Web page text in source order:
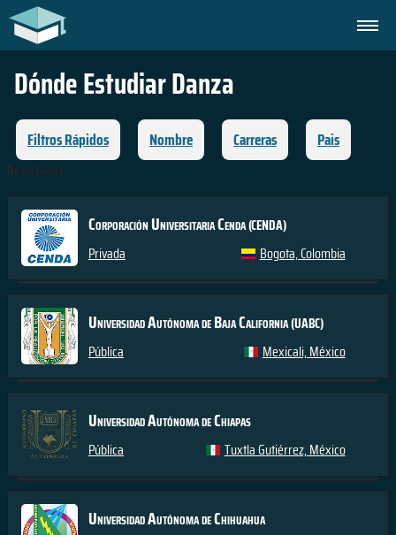
Dónde EstudiarDanza
Filtros Rápidos Nombre Carreras Pais
Resultados
Corporación Universitaria Cenda(CENDA)
Privada Bogota, Colombia
Universidad Autónoma de Baja California(UABC)
Pública Mexicali, México
Universidad Autónoma de Chiapas
Pública Tuxtla Gutiérrez, México
Universidad Autónoma de Chihuahua